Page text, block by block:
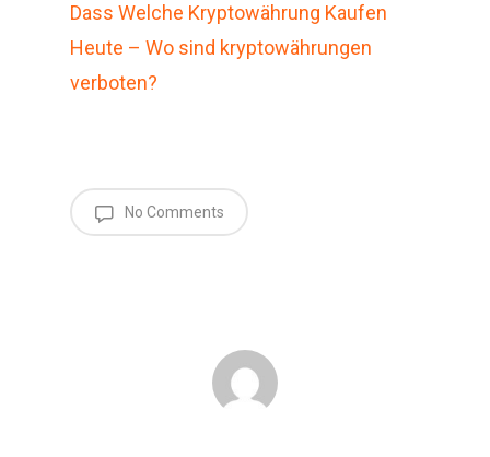
Dass Welche Kryptowährung Kaufen
Heute – Wo sind kryptowährungen
verboten?
No Comments